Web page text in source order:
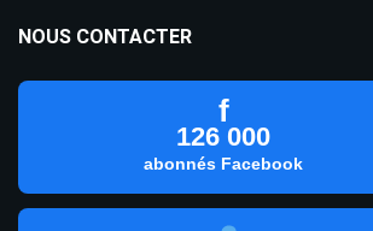
NOUS CONTACTER
f
126 000
abonnés Facebook